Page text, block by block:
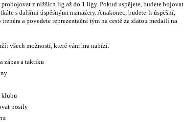
z nižších lig až do 1.ligy. Pokud uspějete, budete bojovat
s dalšími úspěšnými manažery. A nakonec, budete-li úspěšní,
a povedete reprezentační tým na cestě za zlatou medailí na
všech možností, které vám hra nabízí.
zápas a taktiku
klubu
posily